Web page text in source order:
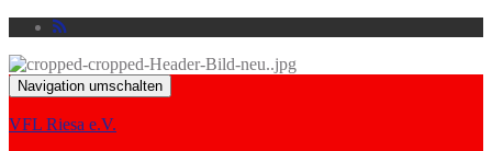
Navigation umschalten
VFL Riesa e.V.